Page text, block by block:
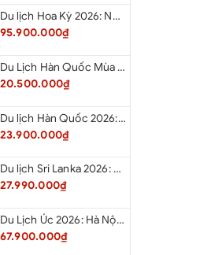
chương trình.
(10$/Ngày/Người).
Du lịch Hoa Kỳ 2026: New York - Philadelphia - Delaware - Washington D.C. - Las Vegas - Red Rock Canyon - Quận Cam - Santa Monica - Hollywood - San Diego - Los Angeles.
95.900.000₫
Du Lịch Hàn Quốc Mùa Hè 2026: Hà Nội - Busan - Gyeongju - Seoul - Đảo Nami - Tàu Điện Ven Biển Haeundae - Cầu Kính Oryukdo - Làng Văn Hóa Huinnyeoul
20.500.000₫
Du lịch Hàn Quốc 2026: Hà Nội - Busan - Gyeongju - Seoul - Đảo Nami - Tàu Điện Ven Biển Haeundae - Cỏ Hồng Muhly - Làng Văn Hóa Huinnyeoul
23.900.000₫
Du lịch Sri Lanka 2026: Colombo - Negombo - Pinnawala - Kandy - Kalutara - Nuwara - Eliya
27.990.000₫
Du Lịch Úc 2026: Hà Nội - Sydney- Canberra - Melbourne - Hà Nội
67.900.000₫